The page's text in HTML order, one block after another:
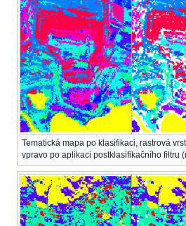
Tematická mapa po klasifikaci, rastrová
vpravo po aplikaci postklasifikačního filtru